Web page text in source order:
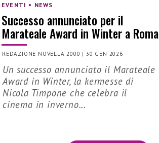
EVENTI • NEWS
Successo annunciato per il
Marateale Award in Winter a Roma
REDAZIONE NOVELLA 2000 |30 GEN 2026
Un successo annunciato il Marateale
Award in Winter, la kermesse di
Nicola Timpone che celebra il
cinema in inverno...